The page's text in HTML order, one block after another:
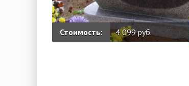
Стоимость: 4 099 руб.